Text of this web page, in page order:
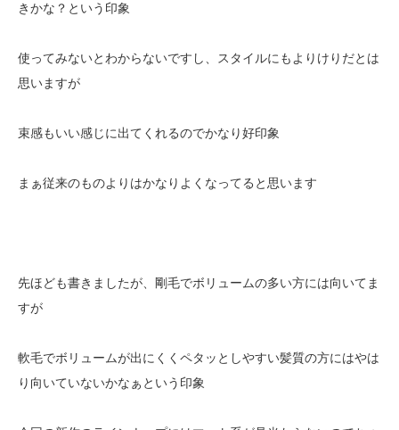
きかな？という印象
使ってみないとわからないですし、スタイルにもよりけりだとは
思いますが
束感もいい感じに出てくれるのでかなり好印象
まぁ従来のものよりはかなりよくなってると思います
先ほども書きましたが、剛毛でボリュームの多い方には向いてま
すが
軟毛でボリュームが出にくくペタッとしやすい髪質の方にはやは
り向いていないかなぁという印象